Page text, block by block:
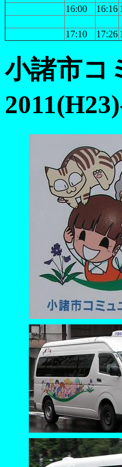
16:00
16:16
17:10
17:26
小諸市コ